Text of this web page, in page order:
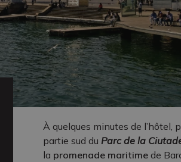
À quelques minutes de l’hôtel,
partie sud du Parc de la
la promenade maritime de